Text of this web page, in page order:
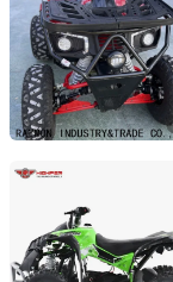
Zhejiang,
WUYI QIDE
Zhejiang,